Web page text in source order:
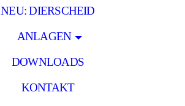
NEU: DIERSCHEID
ANLAGEN
DOWNLOADS
KONTAKT